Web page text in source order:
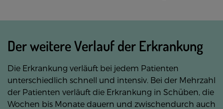
Der weitere Verlauf der Erkrankung
Die Erkrankung verläuft bei jedem Patienten
unterschiedlich schnell und intensiv. Bei der Mehrzahl
der Patienten verläuft die Erkrankung in Schüben, die
Wochen bis Monate dauern und zwischendurch auch